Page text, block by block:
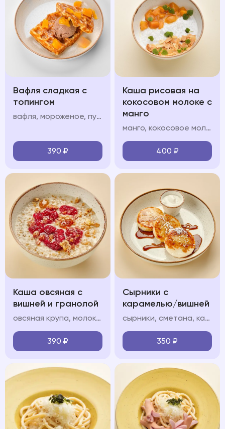
Вафля сладкая с
топингом
вафля, мороженое, пудра, топинг: шоколад/карамель/клубника/вишня/манго
390 ₽
Каша рисовая на
кокосовом молоке с
манго
манго, кокосовое молоко, кокосовые лепестки
400 ₽
Каша овсяная с
вишней и гранолой
овсяная крупа, молоко, гранола, вишневый конфитюр
390 ₽
Сырники с
карамелью/вишней
сырники, сметана, карамель/вишневый конфитюр (на выбор), сахарная пудра
350 ₽